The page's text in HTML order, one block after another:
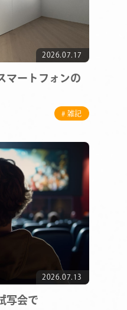
2026.07.17
マートフォンの
# 雑記
2026.07.13
写会で